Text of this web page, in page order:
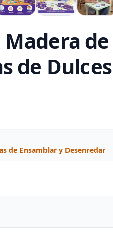
de
de Ensamblar y Desenredar